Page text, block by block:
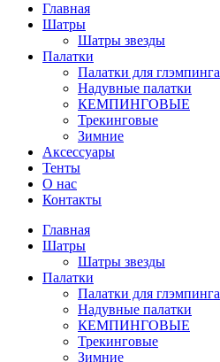
Главная
Шатры
Шатры звезды
Палатки
Палатки для глэмпинга
Надувные палатки
КЕМПИНГОВЫЕ
Трекинговые
Зимние
Аксессуары
Тенты
О нас
Контакты
Главная
Шатры
Шатры звезды
Палатки
Палатки для глэмпинга
Надувные палатки
КЕМПИНГОВЫЕ
Трекинговые
Зимние